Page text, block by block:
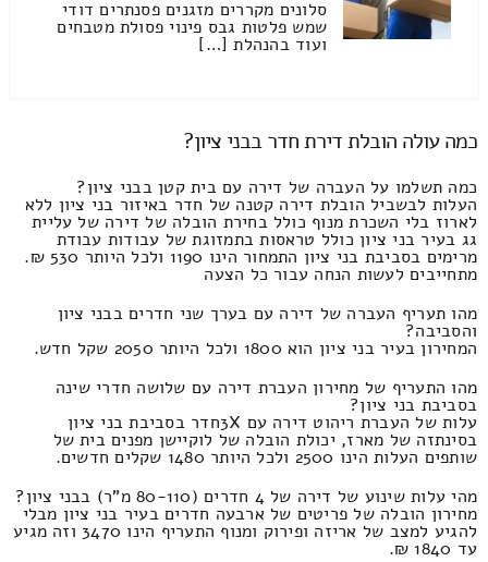
סלונים מקררים מזגנים פסנתרים דודי
שמש פלטות גבס פינוי פסולת מטבחים
ועוד בהנהלת […]
כמה עולה הובלת דירת חדר בבני ציון?
כמה תשלמו על העברה של דירה עם בית קטן בבני ציון?
העלות לבשביל הובלת דירה קטנה של חדר באיזור בני ציון ללא
לארוז בלי השכרת מנוף כולל בחירת הובלה של דירה של עליית
גג בעיר בני ציון כולל טראסות בתמזוגת של עבודות עבודת
מרימים בסביבת בני ציון התמחור הינו 1190 ולכל היותר 530 ₪.
מתחייבים לעשות הנחה עבור כל הצעה
מהו תעריף העברה של דירה עם בערך שני חדרים בבני ציון
והסביבה?
המחירון בעיר בני ציון הוא 1800 ולכל היותר 2050 שקל חדש.
מהו התעריף של מחירון העברת דירה עם שלושה חדרי שינה
בסביבת בני ציון?
עלות של העברת ריהוט דירה עם 3Xחדר בסביבת בני ציון
בסינתזה של מארז, יכולת הובלה של לוקיישן מפנים בית של
שותפים העלות הינו 2500 ולכל היותר 1480 שקלים חדשים.
מהי עלות שינוע של דירה של 4 חדרים (80-110 מ"ר) בבני ציון?
מחירון הובלה של פריטים של ארבעה חדרים בעיר בני ציון מבלי
להגיע למצב של אריזה ופירוק ומנוף התעריף הינו 3470 וזה מגיע
עד 1840 ₪.